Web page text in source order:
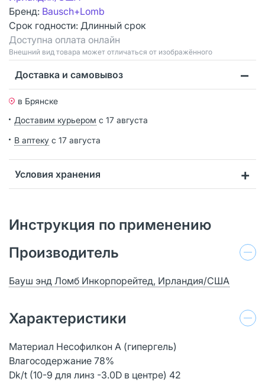
Бренд: Bausch+Lomb
Срок годности: Длинный срок
Доступна оплата онлайн
Bнешний вид товара может отличаться от изображённого
Доставка и самовывоз
в Брянске
Доставим курьером с 17 августа
В аптеку с 17 августа
Условия хранения
Инструкция по применению
Производитель
Бауш энд Ломб Инкорпорейтед, Ирландия/США
Характеристики
Материал Несофилкон A (гипергель)
Влагосодержание 78%
Dk/t (10-9 для линз -3.0D в центре) 42